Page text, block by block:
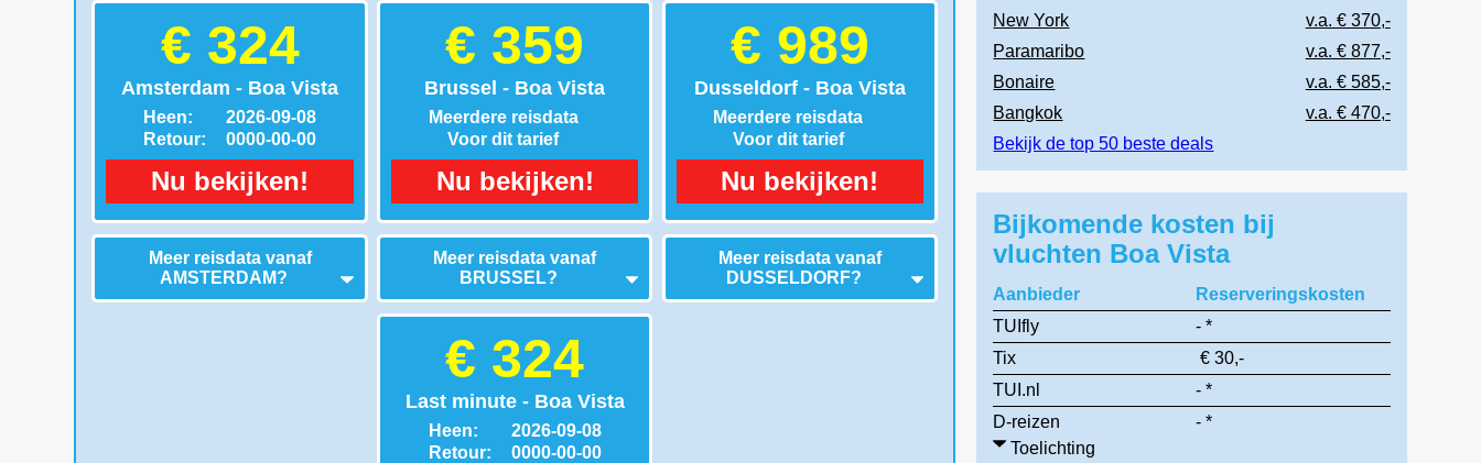
€ 324
Amsterdam - Boa Vista
Heen:
Retour:
2026-09-08
0000-00-00
Nu bekijken!
Meer reisdata vanaf
AMSTERDAM?
€ 359
Brussel - Boa Vista
Meerdere reisdata
Voor dit tarief
Nu bekijken!
Meer reisdata vanaf
BRUSSEL?
€ 989
Dusseldorf - Boa Vista
Meerdere reisdata
Voor dit tarief
Nu bekijken!
Meer reisdata vanaf
DUSSELDORF?
€ 324
Last minute - Boa Vista
Heen:
Retour:
2026-09-08
0000-00-00
New York
v.a. € 370,-
Paramaribo
v.a. € 877,-
Bonaire
v.a. € 585,-
Bangkok
v.a. € 470,-
Bekijk de top 50 beste deals
Bijkomende kosten bij
vluchten Boa Vista
Aanbieder
Reserveringskosten
TUIfly
- *
Tix
€ 30,-
TUI.nl
- *
D-reizen
- *
Toelichting